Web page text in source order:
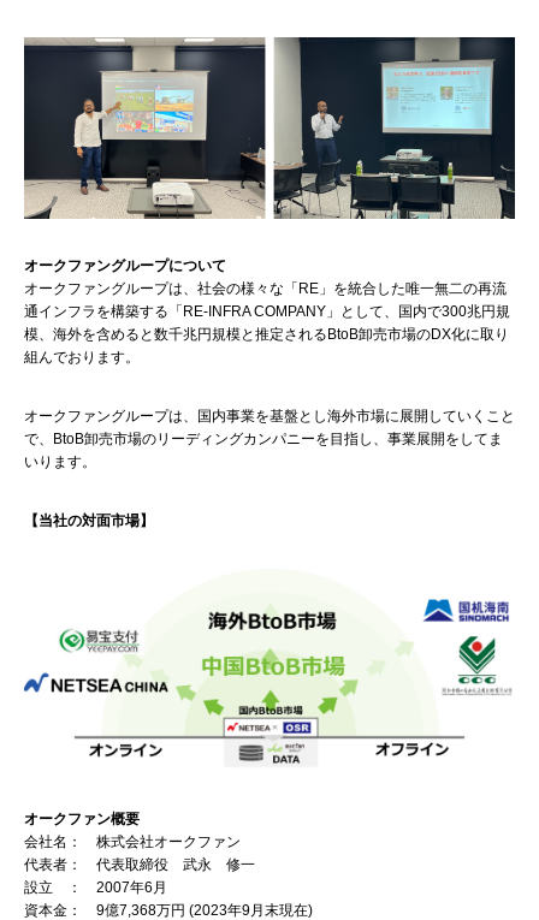
オークファングループについて
オークファングループは、社会の様々な「RE」を統合した唯一無二の再流
通インフラを構築する「RE-INFRA COMPANY」として、国内で300兆円規
模、海外を含めると数千兆円規模と推定されるBtoB卸売市場のDX化に取り
組んでおります。
オークファングループは、国内事業を基盤とし海外市場に展開していくこと
で、BtoB卸売市場のリーディングカンパニーを目指し、事業展開をしてま
いります。
【当社の対面市場】
オークファン概要
会社名： 株式会社オークファン
代表者： 代表取締役 武永 修一
設立 ： 2007年6月
資本金： 9億7,368万円 (2023年9月末現在)